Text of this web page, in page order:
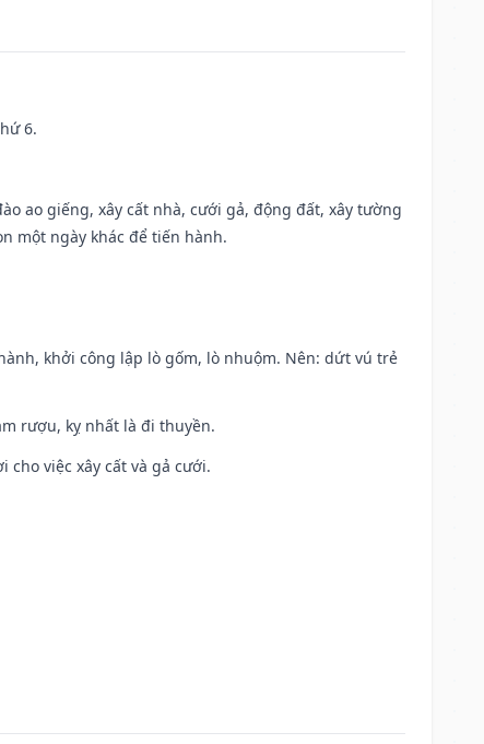
6.
ao giếng, xây cất nhà, cưới gả, động đất, xây tường
một ngày khác để tiến hành.
khởi công lập lò gốm, lò nhuộm. Nên: dứt vú trẻ
rượu, kỵ nhất là đi thuyền.
việc xây cất và gả cưới.